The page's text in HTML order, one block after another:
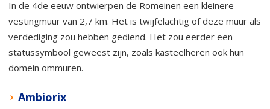
In de 4de eeuw ontwierpen de Romeinen een kleinere
vestingmuur van 2,7 km. Het is twijfelachtig of deze muur als
verdediging zou hebben gediend. Het zou eerder een
statussymbool geweest zijn, zoals kasteelheren ook hun
domein ommuren.
Ambiorix